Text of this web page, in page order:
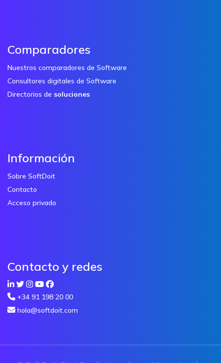
Comparadores
Nuestros comparadores de Software
Consultores digitales de Software
Directorios de soluciones
Información
Sobre SoftDoit
Contacto
Acceso privado
Contacto y redes
+34 91 198 20 00
hola@softdoit.com